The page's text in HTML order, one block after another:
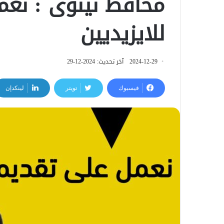
للايزيديين
2024-12-29 آخر تحديث: 2024-12-29
فيسبوك تويتر لينكدإن